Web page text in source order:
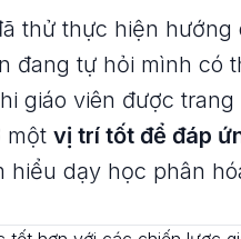
thử thực hiện
đang tự hỏi mình có
giáo viên được
một vị trí tốt để đáp
hiểu dạy học phân